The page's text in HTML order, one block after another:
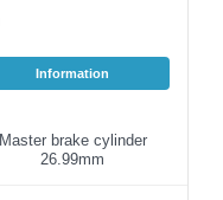
Information
Master brake cylinder
26.99mm